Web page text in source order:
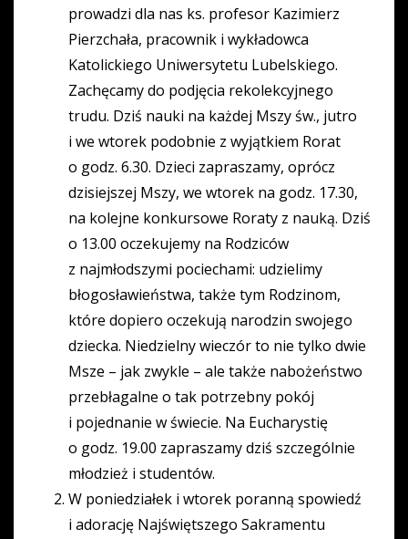
prowadzi dla nas ks. profesor Kazimierz
Pierzchała, pracownik i wykładowca
Katolickiego Uniwersytetu Lubelskiego.
Zachęcamy do podjęcia rekolekcyjnego
trudu. Dziś nauki na każdej Mszy św., jutro
i we wtorek podobnie z wyjątkiem Rorat
o godz. 6.30. Dzieci zapraszamy, oprócz
dzisiejszej Mszy, we wtorek na godz. 17.30,
na kolejne konkursowe Roraty z nauką. Dziś
o 13.00 oczekujemy na Rodziców
z najmłodszymi pociechami: udzielimy
błogosławieństwa, także tym Rodzinom,
które dopiero oczekują narodzin swojego
dziecka. Niedzielny wieczór to nie tylko dwie
Msze – jak zwykle – ale także nabożeństwo
przebłagalne o tak potrzebny pokój
i pojednanie w świecie. Na Eucharystię
o godz. 19.00 zapraszamy dziś szczególnie
młodzież i studentów.
W poniedziałek i wtorek poranną spowiedź
i adorację Najświętszego Sakramentu